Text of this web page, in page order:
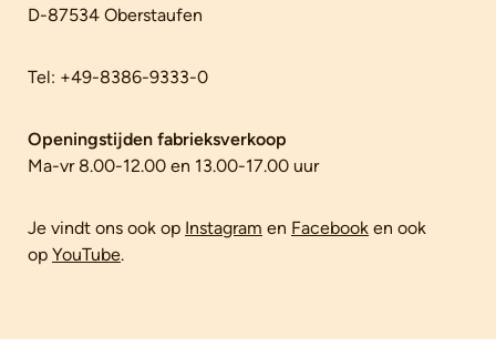
D-87534 Oberstaufen
Tel: +49-8386-9333-0
Openingstijden fabrieksverkoop
Ma-vr 8.00-12.00 en 13.00-17.00 uur
Je vindt ons ook op Instagram en Facebook en ook
op YouTube.